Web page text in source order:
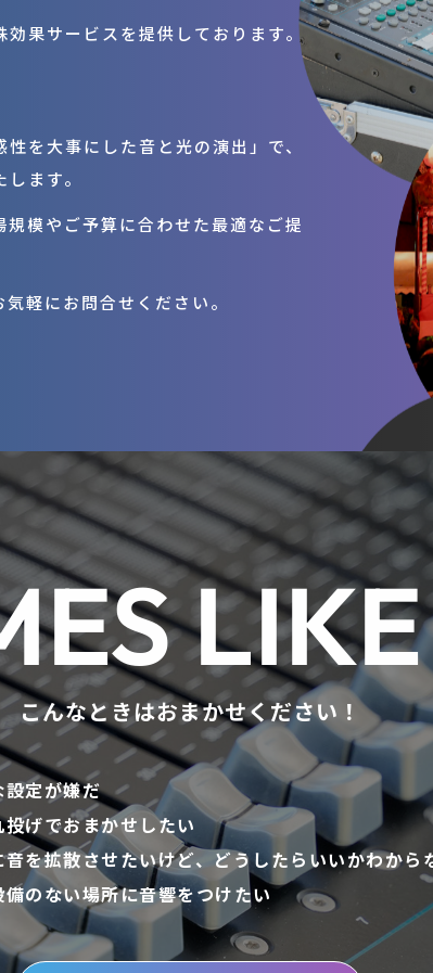
果サービスを提供しております。
を大事にした音と光の演出」で、
ます。
規模やご予算に合わせた最適なご提
軽にお問合せください。
こんなときはおまかせください！
設定が嫌だ
投げでおまかせしたい
音を拡散させたいけど、どうしたらいいかわから
備のない場所に音響をつけたい